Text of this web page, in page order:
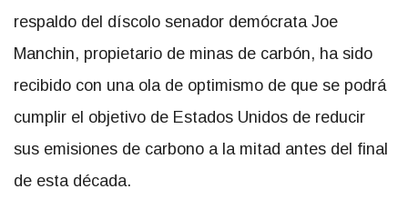
respaldo del díscolo senador demócrata Joe
Manchin, propietario de minas de carbón, ha sido
recibido con una ola de optimismo de que se podrá
cumplir el objetivo de Estados Unidos de reducir
sus emisiones de carbono a la mitad antes del final
de esta década.